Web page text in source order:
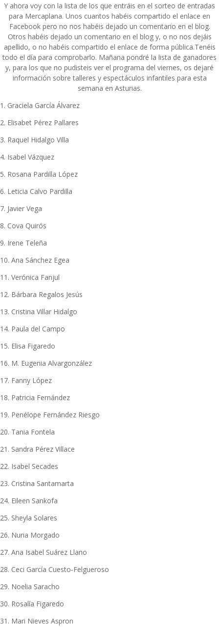
Y ahora voy con la lista de los que entráis en el sorteo de entradas
para Mercaplana. Unos cuantos habéis compartido el enlace en
Facebook pero no nos habéis dejado un comentario en el blog.
Otros habéis dejado un comentario en el blog y, o no nos dejáis
apellido, o no habéis compartido el enlace de forma pública.Tenéis
todo el día para comprobarlo. Mañana pondré la lista de ganadores
y, para los que no pudisteis ver el programa del viernes, os dejaré
información sobre talleres y espectáculos infantiles para esta
semana en Asturias.
1. Graciela García Álvarez
2. Elisabet Pérez Pallares
3. Raquel Hidalgo Villa
4. Isabel Vázquez
5. Rosana Pardilla López
6. Leticia Calvo Pardilla
7. Javier Vega
8. Cova Quirós
9. Irene Teleña
10. Ana Sánchez Egea
11. Verónica Fanjul
12. Bárbara Regalos Jesús
13. Cristina Villar Hidalgo
14. Paula del Campo
15. Elisa Figaredo
16. M. Eugenia Alvargonzález
17. Fanny López
18. Patricia Fernández
19. Penélope Fernández Riesgo
20. Tania Fontela
21. Sandra Pérez Villace
22. Isabel Secades
23. Cristina Santamarta
24. Eileen Sankofa
25. Sheyla Solares
26. Nuria Morgado
27. Ana Isabel Suárez Llano
28. Ceci García Cuesto-Felgueroso
29. Noelia Saracho
30. Rosalía Figaredo
31. Mari Nieves Aspron